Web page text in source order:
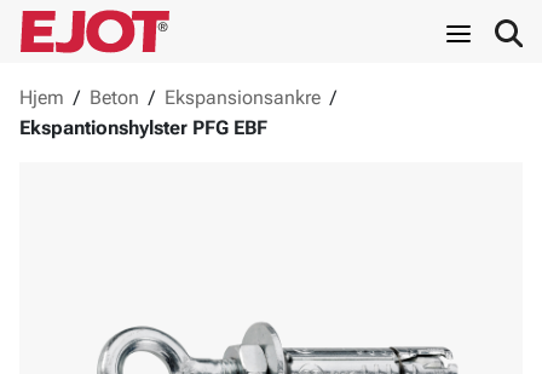
Hjem / Beton / Ekspansionsankre /
Ekspantionshylster PFG EBF